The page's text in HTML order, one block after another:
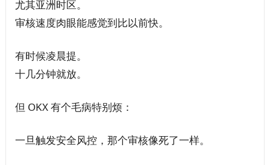
尤其亚洲时区。
审核速度肉眼能感觉到比以前快。
有时候凌晨提。
十几分钟就放。
但 OKX 有个毛病特别烦：
一旦触发安全风控，那个审核像死了一样。